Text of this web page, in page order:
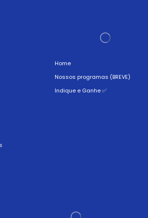
Home
Nossos programas (BREVE)
Indique e Ganhe ✅